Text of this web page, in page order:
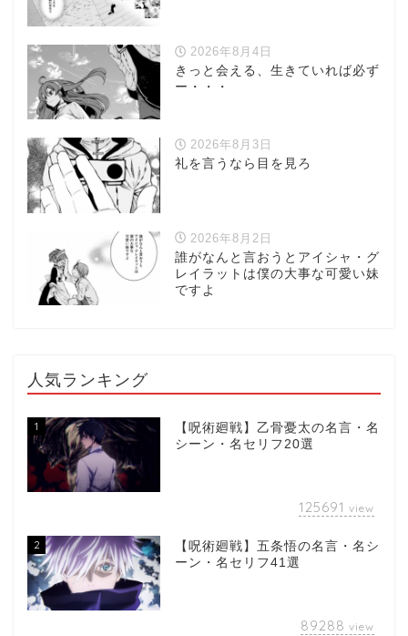
2026年8月4日
きっと会える、生きていれば必ず
ー・・・
2026年8月3日
礼を言うなら目を見ろ
2026年8月2日
誰がなんと言おうとアイシャ・グ
レイラットは僕の大事な可愛い妹
ですよ
人気ランキング
1
【呪術廻戦】乙骨憂太の名言・名
シーン・名セリフ20選
125691 view
2
【呪術廻戦】五条悟の名言・名シ
ーン・名セリフ41選
89288 view